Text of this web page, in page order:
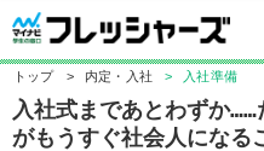
トップ > 内定・入社 > 入社準備
入社式まであとわずか
がもうすぐ社会人になる